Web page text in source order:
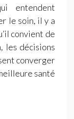
entendent
le soin, il y a
convient de
les décisions
converger
santé